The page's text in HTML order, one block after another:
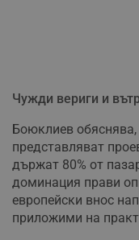
Чужди вериги и
Боюклиев обяснява,
представляват
държат 80% от
доминация прави
европейски внос
приложими на